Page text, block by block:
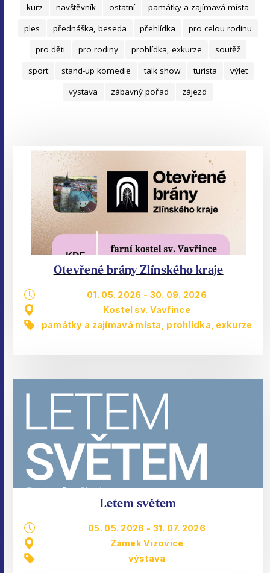
kurz
navštěvník ostatní
památky a zajímavá místa
ples
přednáška, beseda přehlídka
pro celou rodinu
pro děti
pro rodiny prohlídka, exkurze
soutěž
sport
stand-up komedie talk show turista
výlet
výstava
zábavný pořad zájezd
Otevřené brány Zlínského kraje
01. 05. 2026 - 30. 09. 2026
Kostel sv. Vavřince
památky a zajímavá místa
prohlídka, exkurze
Letem světem
05. 05. 2026 - 31. 07. 2026
Zámek Vizovice
výstava